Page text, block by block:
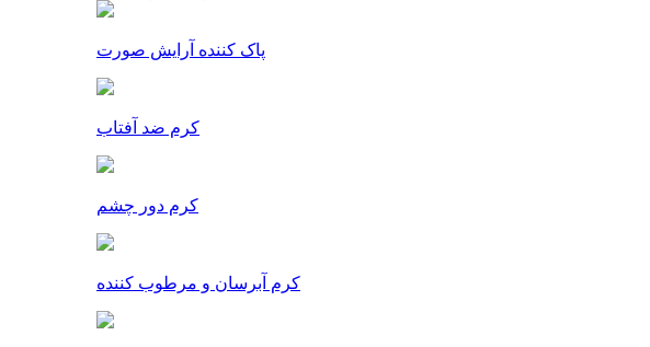
پاک کننده آرایش صورت
کرم ضد آفتاب
کرم دور چشم
کرم آبرسان و مرطوب کننده